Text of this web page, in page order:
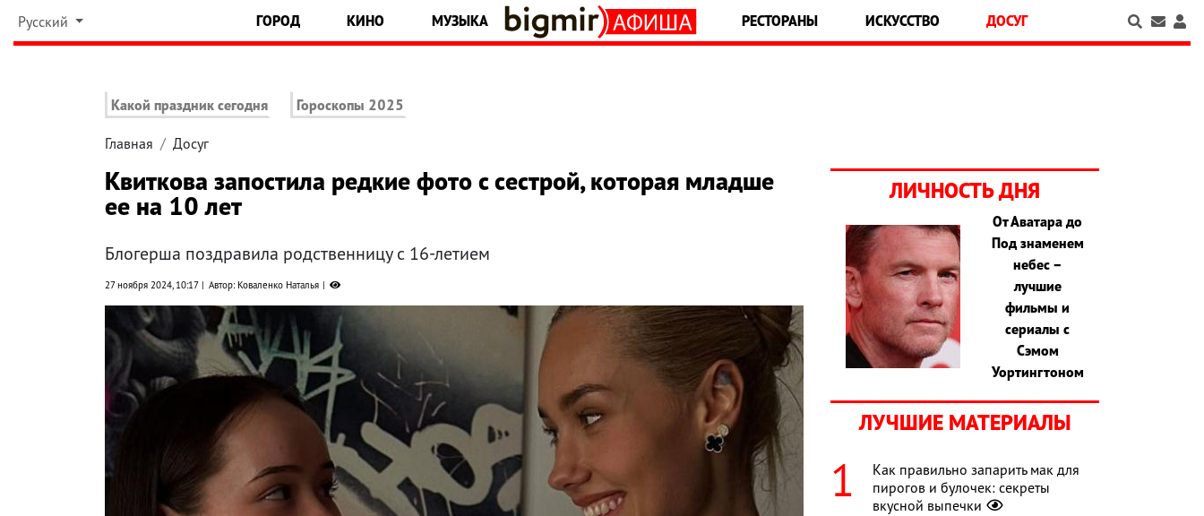
Русский ГОРОД КИНО МУЗЫКА РЕСТОРАНЫ ИСКУССТВО ДОСУГ
Какой праздник сегодня Гороскопы 2025
Главная Досуг
Квиткова запостила редкие фото с сестрой, которая младше
ее на 10 лет
Блогерша поздравила родственницу с 16-летием
27 ноября 2024, 10:17 Автор: Коваленко Наталья
ЛИЧНОСТЬ ДНЯ
От Аватара до
Под знаменем
небес –
лучшие
фильмы и
сериалы с
Сэмом
Уортингтоном
ЛУЧШИЕ МАТЕРИАЛЫ
Как правильно запарить мак для
пирогов и булочек: секреты
вкусной выпечки